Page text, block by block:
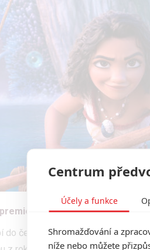
hrané Vaiany (Moany)
do českých kin hraná verze
Centrum
Účely a funkce
Shromažďování a
níže nebo můžete